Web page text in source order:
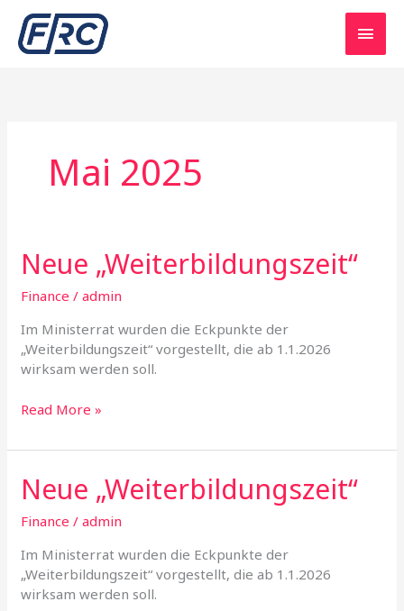
content
Main
Mai 2025
Neue „Weiterbildungszeit“
Finance /admin
Im Ministerrat wurden die Eckpunkte der
„Weiterbildungszeit“ vorgestellt, die ab 1.1.2026
wirksam werden soll.
Neue
„Weiterbildungszeit“
Read More »
Neue „Weiterbildungszeit“
Finance /admin
Im Ministerrat wurden die Eckpunkte der
„Weiterbildungszeit“ vorgestellt, die ab 1.1.2026
wirksam werden soll.
Neue
„Weiterbildungszeit“